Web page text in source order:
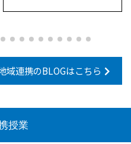
域連携のBLOGはこちら
授業